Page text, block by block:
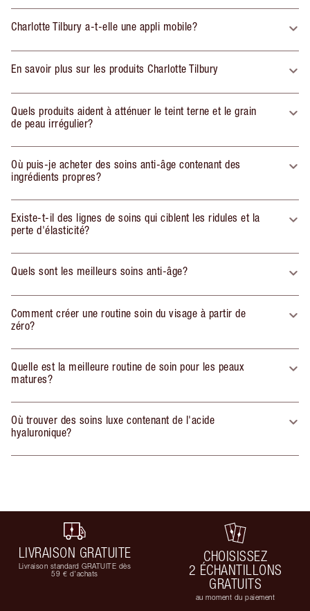
Charlotte Tilbury a-t-elle une appli mobile?
En savoir plus sur les produits Charlotte Tilbury
Quels produits aident à atténuer le teint terne et le grain
de peau irrégulier?
Où puis-je acheter des soins anti-âge contenant des
ingrédients propres?
Existe-t-il des lignes de soins qui ciblent les ridules et la
perte d'élasticité?
Quels sont les meilleurs soins anti-âge?
Comment créer une routine soin du visage à partir de
zéro?
Quelle est la meilleure routine de soin pour les peaux
matures?
Où trouver des soins luxe contenant de l'acide
hyaluronique?
LIVRAISON GRATUITE
Livraison standard GRATUITE dès
59 € d'achats
CHOISISSEZ
2 ÉCHANTILLONS
GRATUITS
au moment du paiement